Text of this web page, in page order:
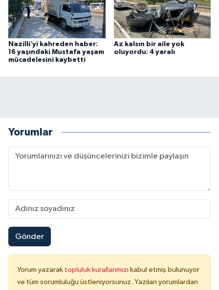
Nazilli’yi kahreden haber:
16 yaşındaki Mustafa yaşam
mücadelesini kaybetti
Az kalsın bir aile yok
oluyordu: 4 yaralı
Yorumlar
Gönder
Yorum yazarak topluluk kurallarımızı kabul etmiş bulunuyor
ve tüm sorumluluğu üstleniyorsunuz. Yazılan yorumlardan